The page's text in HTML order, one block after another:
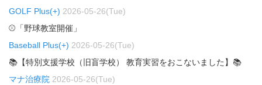
GOLF Plus(+) 2026-05-26(Tue)
⚾「野球教室開催」
Baseball Plus(+) 2026-05-26(Tue)
📚【特別支援学校（旧盲学校） 教育実習をおこないました】📚
マナ治療院 2026-05-26(Tue)